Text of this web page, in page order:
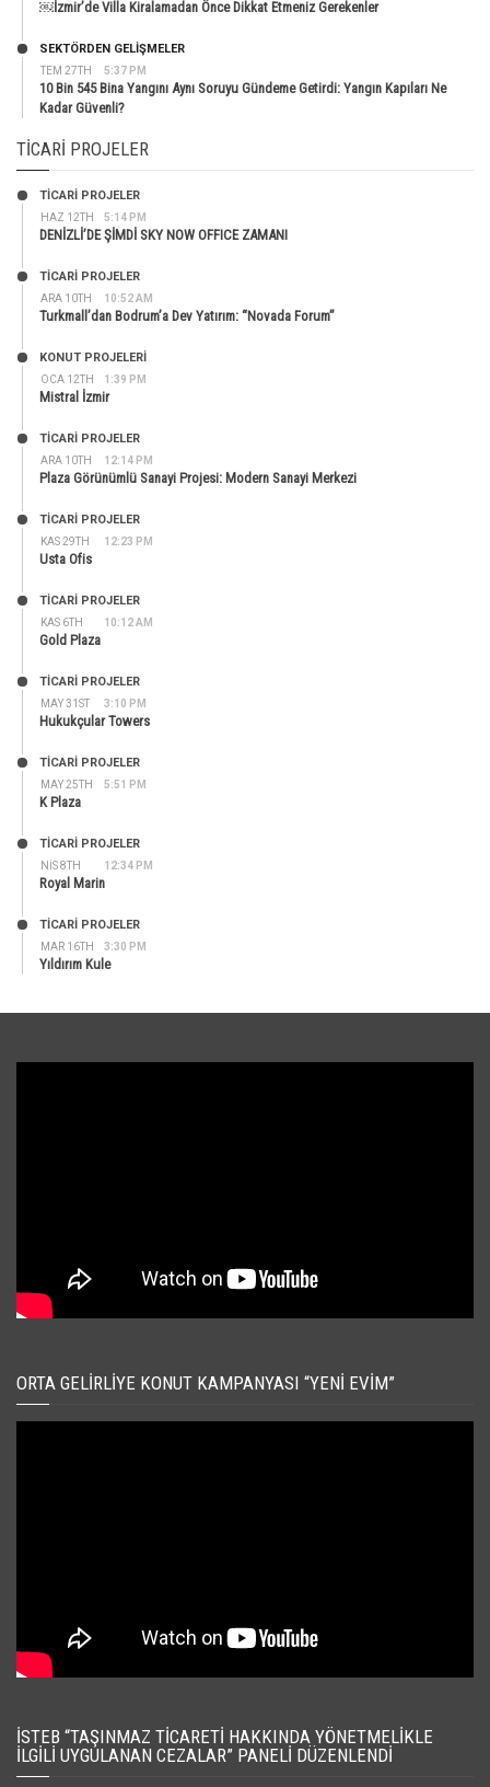
￼İzmir’de Villa Kiralamadan Önce Dikkat Etmeniz Gerekenler
TEM 27TH 5:37 PM
SEKTÖRDEN GELIŞMELER
10 Bin 545 Bina Yangını Aynı Soruyu Gündeme Getirdi: Yangın Kapıları Ne
Kadar Güvenli?
TICARI PROJELER
HAZ 12TH 5:14 PM
TİCARİ PROJELER
DENİZLİ’DE ŞİMDİ SKY NOW OFFICE ZAMANI
ARA 10TH 10:52 AM
TİCARİ PROJELER
Turkmall’dan Bodrum’a Dev Yatırım: “Novada Forum”
OCA 12TH 1:39 PM
KONUT PROJELERI
Mistral İzmir
ARA 10TH 12:14 PM
TİCARİ PROJELER
Plaza Görünümlü Sanayi Projesi: Modern Sanayi Merkezi
KAS 29TH 12:23 PM
TİCARİ PROJELER
Usta Ofis
KAS 6TH 10:12 AM
TİCARİ PROJELER
Gold Plaza
MAY 31ST 3:10 PM
TİCARİ PROJELER
Hukukçular Towers
MAY 25TH 5:51 PM
TİCARİ PROJELER
K Plaza
NIS 8TH 12:34 PM
TİCARİ PROJELER
Royal Marin
MAR 16TH 3:30 PM
TİCARİ PROJELER
Yıldırım Kule
ORTA GELIRLIYE KONUT KAMPANYASI “YENI EVIM”
İSTEB “TAŞINMAZ TICARETI HAKKINDA YÖNETMELIKLE
İLGILI UYGULANAN CEZALAR” PANELI DÜZENLENDI